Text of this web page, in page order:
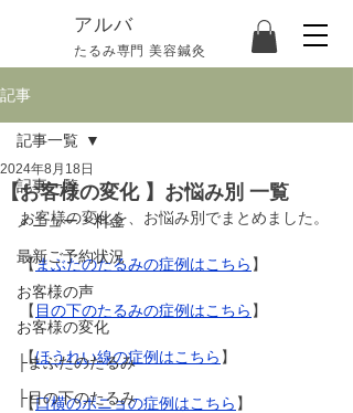
​アルバ
たるみ専門 美容鍼灸
記事
記事一覧
メニュー・料金
最新ご予約状況
お客様の声
お客様の変化
├まぶたのたるみ
├目の下のたるみ
記事一覧
【お客様の変化 】お悩み別 一覧
2024年8月18日
お客様の変化を、お悩み別でまとめました。
【まぶたのたるみの症例はこちら 】
【 目の下のたるみの症例はこちら 】
【ほうれい線の症例はこちら 】
【口横のポニョの症例はこちら 】